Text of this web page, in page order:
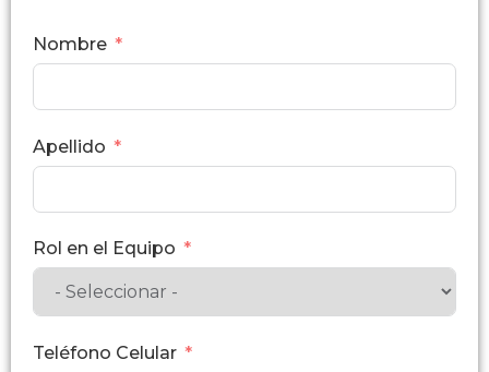
Nombre
Apellido
Rol en el Equipo
Teléfono Celular